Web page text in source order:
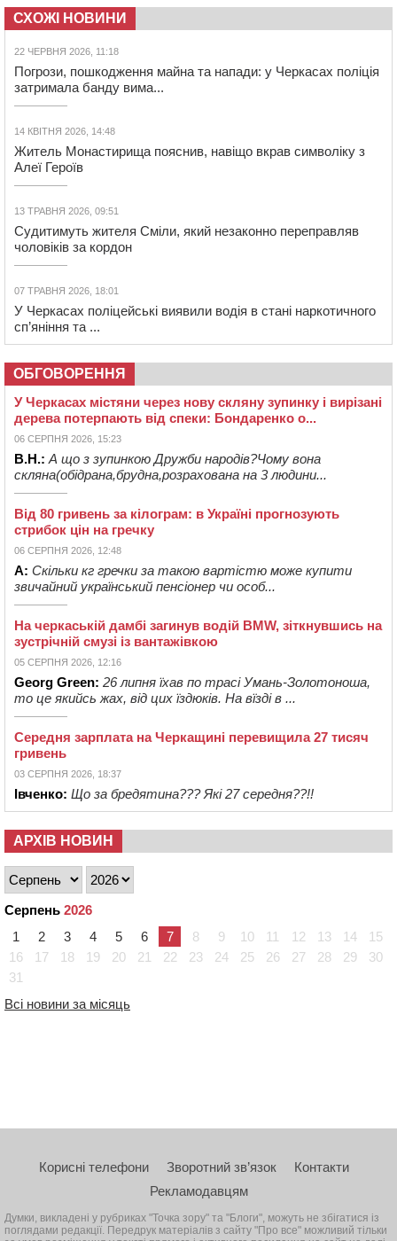
СХОЖІ НОВИНИ
22 ЧЕРВНЯ 2026, 11:18
Погрози, пошкодження майна та напади: у Черкасах поліція
затримала банду вима...
14 КВІТНЯ 2026, 14:48
Житель Монастирища пояснив, навіщо вкрав символіку з
Алеї Героїв
13 ТРАВНЯ 2026, 09:51
Судитимуть жителя Сміли, який незаконно переправляв
чоловіків за кордон
07 ТРАВНЯ 2026, 18:01
У Черкасах поліцейські виявили водія в стані наркотичного
сп’яніння та ...
ОБГОВОРЕННЯ
У Черкасах містяни через нову скляну зупинку і вирізані
дерева потерпають від спеки: Бондаренко о...
06 СЕРПНЯ 2026, 15:23
В.Н.: А що з зупинкою Дружби народів?Чому вона
скляна(обідрана,брудна,розрахована на 3 людини...
Від 80 гривень за кілограм: в Україні прогнозують
стрибок цін на гречку
06 СЕРПНЯ 2026, 12:48
А: Скільки кг гречки за такою вартістю може купити
звичайний український пенсіонер чи особ...
На черкаській дамбі загинув водій BMW, зіткнувшись на
зустрічній смузі із вантажівкою
05 СЕРПНЯ 2026, 12:16
Georg Green: 26 липня їхав по трасі Умань-Золотоноша,
то це якийсь жах, від цих їздюків. На вїзді в ...
Середня зарплата на Черкащині перевищила 27 тисяч
гривень
03 СЕРПНЯ 2026, 18:37
Івченко: Що за бредятина??? Які 27 середня??!!
АРХІВ НОВИН
Серпень 2026
1
2 3 4 5 6 7 8 9 10 11 12 13 14
15
16
17 18 19 20 21 22 23 24 25 26 27 28 29
30
31
Всі новини за місяць
Корисні телефони Зворотний зв’язок
Контакти
Рекламодавцям
Думки, викладені у рубриках "Точка зору" та "Блоги", можуть не збігатися із
поглядами редакції. Передрук матеріалів з сайту "Про все" можливий тільки